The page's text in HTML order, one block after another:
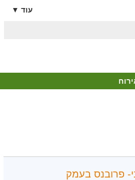
עוד ▼
פרובנס בעמק